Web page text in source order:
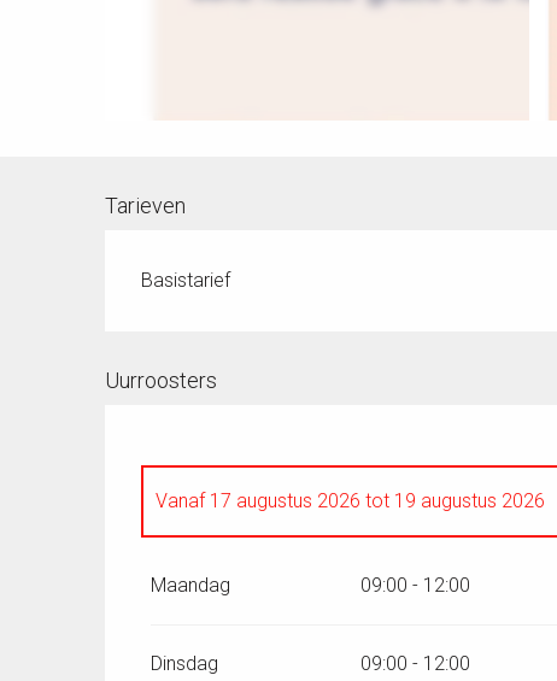
Tarieven
Basistarief
Uurroosters
Vanaf17 augustus 2026tot 19 augustus 2026
Maandag 09:00 - 12:00
Dinsdag 09:00 - 12:00